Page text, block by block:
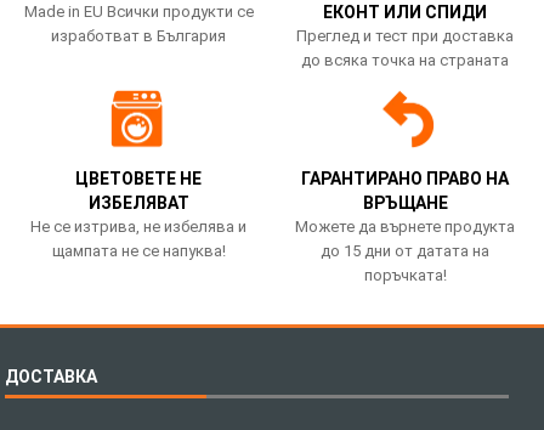
Made in EU Всички продукти се
изработват в България
ЕКОНТ ИЛИ СПИДИ
Преглед и тест при доставка
до всяка точка на страната
ЦВЕТОВЕТЕ НЕ
ИЗБЕЛЯВАТ
Не се изтрива, не избелява и
щампата не се напуква!
ГАРАНТИРАНО ПРАВО НА
ВРЪЩАНЕ
Можете да върнете продукта
до 15 дни от датата на
поръчката!
ДОСТАВКА